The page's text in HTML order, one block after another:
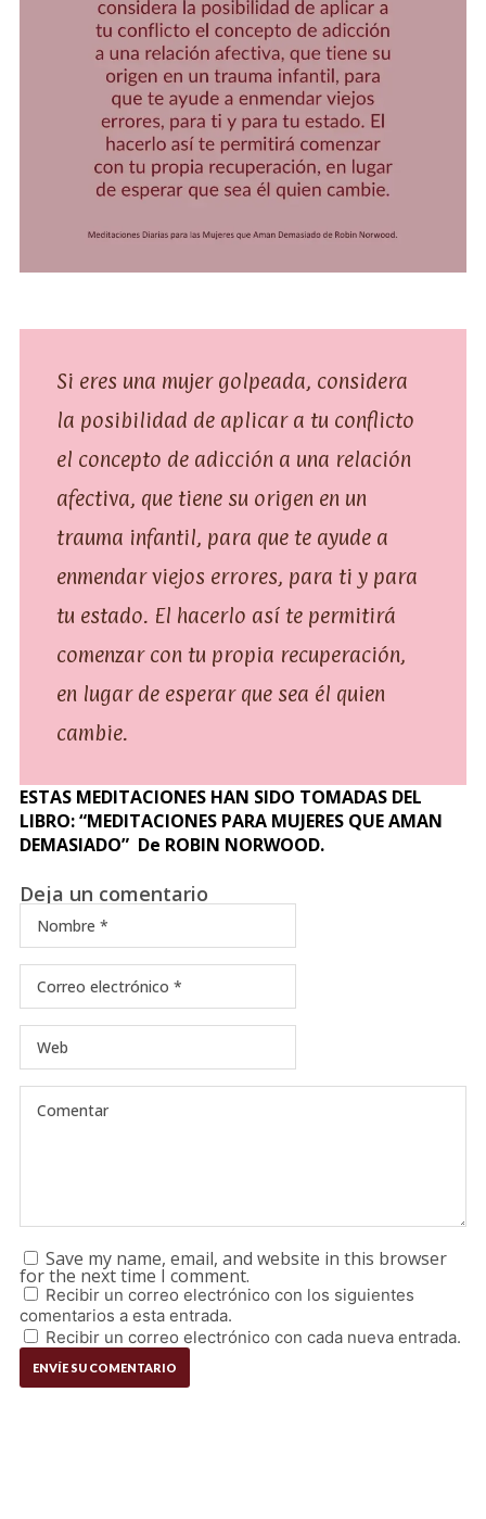
Si eres una mujer golpeada, considera
la posibilidad de aplicar a tu conflicto
el concepto de adicción a una relación
afectiva, que tiene su origen en un
trauma infantil, para que te ayude a
enmendar viejos errores, para ti y para
tu estado. El hacerlo así te permitirá
comenzar con tu propia recuperación,
en lugar de esperar que sea él quien
cambie.
ESTAS MEDITACIONES HAN SIDO TOMADAS DEL
LIBRO: “MEDITACIONES PARA MUJERES QUE AMAN
DEMASIADO” De ROBIN NORWOOD.
Deja un comentario
Save my name, email, and website in this browser
for the next time I comment.
Recibir un correo electrónico con los siguientes
comentarios a esta entrada.
Recibir un correo electrónico con cada nueva entrada.